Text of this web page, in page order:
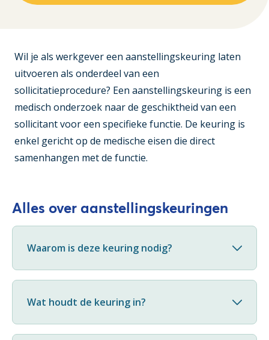
Wil je als werkgever een aanstellingskeuring laten
uitvoeren als onderdeel van een
sollicitatieprocedure? Een aanstellingskeuring is een
medisch onderzoek naar de geschiktheid van een
sollicitant voor een specifieke functie. De keuring is
enkel gericht op de medische eisen die direct
samenhangen met de functie.
Alles over aanstellingskeuringen
Waarom is deze keuring nodig?
Wat houdt de keuring in?